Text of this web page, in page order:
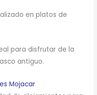
en platos de
para disfrutar de la
antiguo.
Mojacar